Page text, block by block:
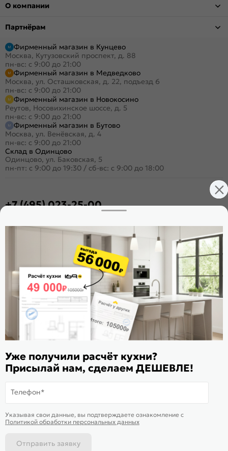
О компании
Партнёрам
Фирменный магазин в Кунцево
Москва, Кутузовский проспект, д. 88
пн-вс: с 9:00 до 21:00
Фирменный магазин в Медведково
Москва, ул. Осташковская, д. 22, подъезд 6
пн-вс: с 9:00 до 21:00
Фирменный магазин в Новокосино
Реутов, Носовихинское шоссе, д. 5
пн-вс: с 9:00 до 21:00
Фирменный магазин в Бутово
Москва, ул. Венёвская, д. 4
пн-вс: с 9:00 до 21:00
Склад в Одинцово
Одинцово, ул. Баковская, 5
пн-пт: с 9:00 до 19:30 / сб-вс: с 9:00 до 18:00
+7 (495) 023-25-00
Расскажите о нас
Поделиться
Оцените магазин
ИКС 1180
© 2015—2026 Интернет-магазин мебели Mebel169.ru
Пользовательское соглашение
Политика обработки персональных данных
Карта сайта
технологии
Уже получили расчёт кухни?
Присылай нам, сделаем ДЕШЕВЛЕ!
Телефон*
Указывая свои данные, вы подтверждаете ознакомление c
Политикой обработки персональных данных
Отправить заявку